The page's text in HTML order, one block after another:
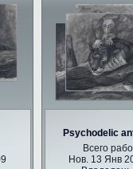
Psychodelic
Всего
Нов. 13 Янв